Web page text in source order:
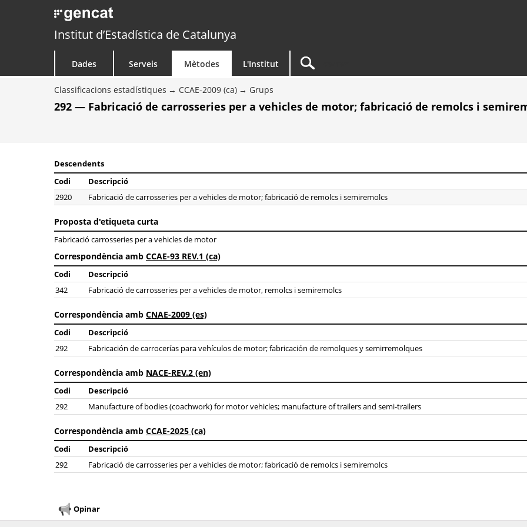
Institut d’Estadística de Catalunya
Dades Serveis Mètodes L'Institut
Classificacions estadístiques CCAE-2009 (ca) Grups
292 — Fabricació de carrosseries per a vehicles de motor; fabricació de remolcs i
Descendents
Codi
Descripció
2920
Fabricació de carrosseries per a vehicles de motor; fabricació de remolcs i semiremolcs
Proposta d'etiqueta curta
Fabricació carrosseries per a vehicles de motor
Correspondència amb CCAE-93 REV.1 (ca)
Codi Descripció
342
Fabricació de carrosseries per a vehicles de motor, remolcs i semiremolcs
Correspondència amb CNAE-2009 (es)
Codi
Descripció
292
Fabricación de carrocerías para vehículos de motor; fabricación de remolques y semirremolques
Correspondència amb NACE-REV.2 (en)
Codi
Descripció
292
Manufacture of bodies (coachwork) for motor vehicles; manufacture of trailers and semi-trailers
Correspondència amb CCAE-2025 (ca)
Codi
Descripció
292
Fabricació de carrosseries per a vehicles de motor; fabricació de remolcs i semiremolcs
Opinar